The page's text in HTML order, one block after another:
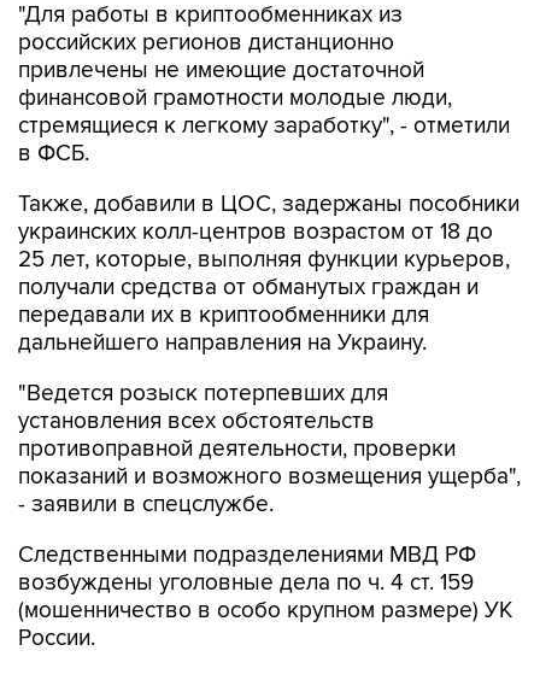
"Для работы в криптообменниках из
российских регионов дистанционно
привлечены не имеющие достаточной
финансовой грамотности молодые люди,
стремящиеся к легкому заработку", - отметили
в ФСБ.
Также, добавили в ЦОС, задержаны пособники
украинских колл-центров возрастом от 18 до
25 лет, которые, выполняя функции курьеров,
получали средства от обманутых граждан и
передавали их в криптообменники для
дальнейшего направления на Украину.
"Ведется розыск потерпевших для
установления всех обстоятельств
противоправной деятельности, проверки
показаний и возможного возмещения ущерба",
- заявили в спецслужбе.
Следственными подразделениями МВД РФ
возбуждены уголовные дела по ч. 4 ст. 159
(мошенничество в особо крупном размере) УК
России.